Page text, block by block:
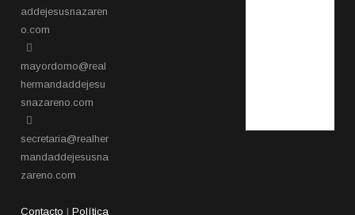
addejesusnazaren
o.com
mayordomo@real
hermandaddejesu
snazareno.com
secretaria@realher
mandaddejesusna
zareno.com
Contacto |Política